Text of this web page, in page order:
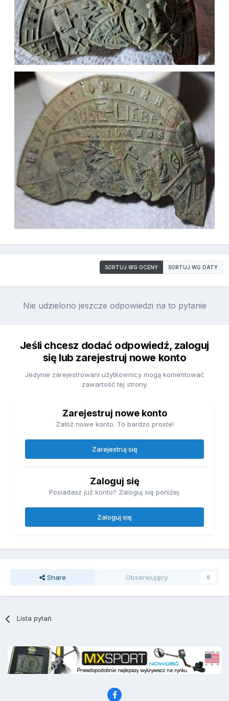
SORTUJ WG OCENY SORTUJ WG DATY
Nie udzielono jeszcze odpowiedzi na to pytanie
Jeśli chcesz dodać odpowiedź, zaloguj
się lub zarejestruj nowe konto
Jedynie zarejestrowani użytkownicy mogą komentować
zawartość tej strony.
Zarejestruj nowe konto
Załóż nowe konto. To bardzo proste!
Zarejestruj się
Zaloguj się
Posiadasz już konto? Zaloguj się poniżej.
Zaloguj się
Share Obserwujący 0
Lista pytań